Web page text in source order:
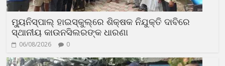
ମ୍ୟୁନିସ୍‌ପାଲ୍ ହାଇସ୍କୁଲ୍‌ରେ ଶିକ୍ଷକ ନିଯୁକ୍ତି ଦାବିରେ
ସ୍ଥାନୀୟ କାଉନସିଲରଙ୍କ ଧାରଣା
06/08/2026 0